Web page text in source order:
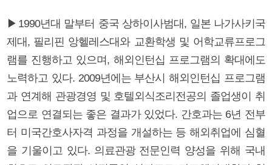
▶1990년대 말부터 중국 상하이사범대, 일본 나가사키국
제대, 필리핀 앙헬레스대와 교환학생 및 어학교류프로그
램를 진행하고 있으며, 해외인턴십 프로그램의 확대에도
노력하고 있다. 2009년에는 부산시 해외인턴십 프로그램
과 연계해 관광경영 및 호텔외식조리전공의 졸업생이 취
업으로 연결되는 좋은 결과가 있었다. 간호과는 6년 전부
터 미국간호사자격 과정을 개설하는 등 해외취업에 심혈
을 기울이고 있다. 의료관광 전문인력 양성을 위해 국내